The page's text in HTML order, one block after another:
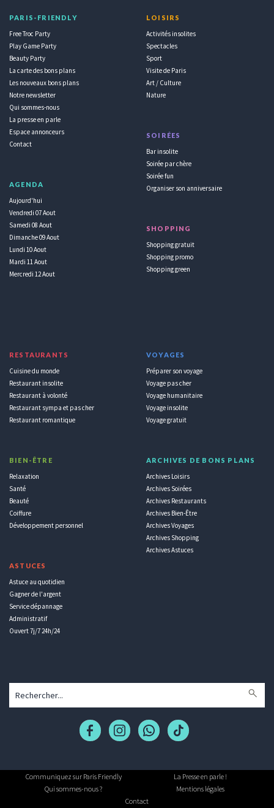
PARIS-FRIENDLY
Free Troc Party
Play Game Party
Beauty Party
La carte des bons plans
Les nouveaux bons plans
Notre newsletter
Qui sommes-nous
La presse en parle
Espace annonceurs
Contact
AGENDA
Aujourd'hui
Vendredi 07 Aout
Samedi 08 Aout
Dimanche 09 Aout
Lundi 10 Aout
Mardi 11 Aout
Mercredi 12 Aout
LOISIRS
Activités insolites
Spectacles
Sport
Visite de Paris
Art / Culture
Nature
SOIRÉES
Bar insolite
Soirée par chère
Soirée fun
Organiser son anniversaire
SHOPPING
Shopping gratuit
Shopping promo
Shopping green
RESTAURANTS
Cuisine du monde
Restaurant insolite
Restaurant à volonté
Restaurant sympa et pas cher
Restaurant romantique
BIEN-ÊTRE
Relaxation
Santé
Beauté
Coiffure
Développement personnel
ASTUCES
Astuce au quotidien
Gagner de l'argent
Service dépannage
Administratif
Ouvert 7j/7 24h/24
VOYAGES
Préparer son voyage
Voyage pas cher
Voyage humanitaire
Voyage insolite
Voyage gratuit
ARCHIVES DE BONS PLANS
Archives Loisirs
Archives Soirées
Archives Restaurants
Archives Bien-Être
Archives Voyages
Archives Shopping
Archives Astuces
Communiquez sur Paris Friendly
La Presse en parle !
Qui sommes-nous ?
Mentions légales
Contact